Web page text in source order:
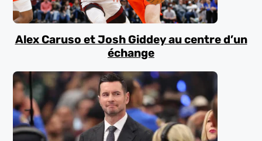
Alex Caruso et Josh Giddey au centre d’un
échange